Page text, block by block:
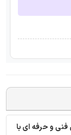
فنی و حرفه ای با